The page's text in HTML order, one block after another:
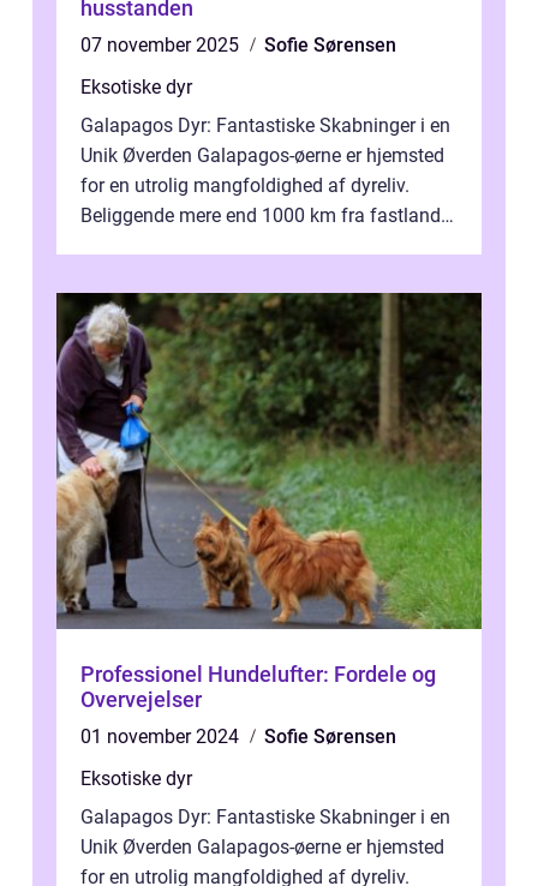
husstanden
07 november 2025
Sofie Sørensen
Eksotiske dyr
Galapagos Dyr: Fantastiske Skabninger i en
Unik Øverden Galapagos-øerne er hjemsted
for en utrolig mangfoldighed af dyreliv.
Beliggende mere end 1000 km fra fastlandet
Professionel Hundelufter: Fordele og
Overvejelser
01 november 2024
Sofie Sørensen
Eksotiske dyr
Galapagos Dyr: Fantastiske Skabninger i en
Unik Øverden Galapagos-øerne er hjemsted
for en utrolig mangfoldighed af dyreliv.